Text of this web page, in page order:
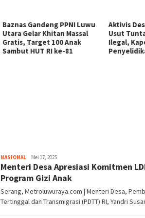
Baznas Gandeng PPNI Luwu
Utara Gelar Khitan Massal
Gratis, Target 100 Anak
Sambut HUT RI ke-81
Aktivis
Usut
Ilegal,
NASIONAL Rais
Mei 17, 2025
Menteri Desa Apresiasi Komitmen
Program Gizi Anak
Serang, Metroluwuraya.com | Menteri Desa,
Tertinggal dan Transmigrasi (PDTT) RI, Yandri